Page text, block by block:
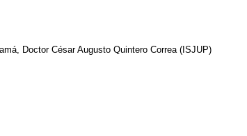
Doctor César Augusto Quintero Correa (ISJUP)